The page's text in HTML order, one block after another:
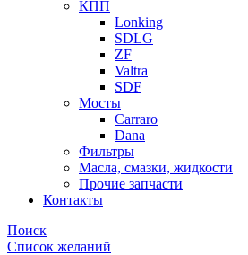
КПП
Lonking
SDLG
ZF
Valtra
SDF
Мосты
Carraro
Dana
Фильтры
Масла, смазки, жидкости
Прочие запчасти
Контакты
Поиск
Список желаний